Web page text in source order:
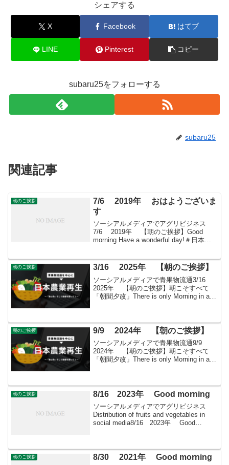
シェアする
X Facebook はてブ
LINE Pinterest コピー
subaru25をフォローする
subaru25
関連記事
朝のご挨拶
7/6 2019年 おはようございま
す
ソーシアルメディアでアグリビジネス
7/6 2019年 【朝のご挨拶】Good
morning Have a wonderful day!＃日本農
朝のご挨拶 3/16 2025年 【朝のご挨拶】
ソーシアルメディアで青果物流通3/16
2025年 【朝のご挨拶】朝こそすべて
「朝聞夕改」There is only Morning in all
朝のご挨拶 9/9 2024年 【朝のご挨拶】
ソーシアルメディアで青果物流通9/9
2024年 【朝のご挨拶】朝こそすべて
「朝聞夕改」There is only Morning in all
制定。 ...
朝のご挨拶 8/16 2023年 Good morning
ソーシアルメディアでアグリビジネス
Distribution of fruits and vegetables in
social media8/16 2023年 Good
朝のご挨拶 8/30 2021年 Good morning